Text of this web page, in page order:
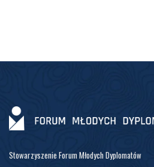
Stowarzyszenie Forum Młodych Dyplomatów